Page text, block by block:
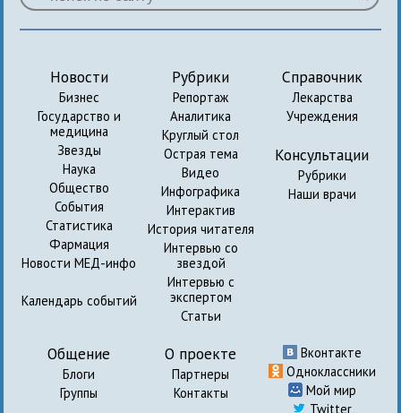
Новости
Бизнес
Государство и
медицина
Звезды
Наука
Общество
События
Статистика
Фармация
Новости МЕД-инфо
Календарь событий
Рубрики
Репортаж
Аналитика
Круглый стол
Острая тема
Видео
Инфографика
Интерактив
История читателя
Интервью со
звездой
Интервью с
экспертом
Статьи
Справочник
Лекарства
Учреждения
Консультации
Рубрики
Наши врачи
Общение
Блоги
Группы
О проекте
Партнеры
Контакты
Вконтакте
Одноклассники
Мой мир
Twitter